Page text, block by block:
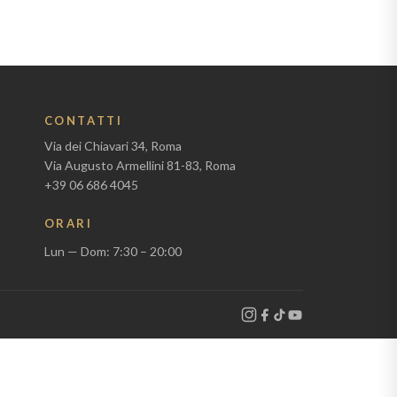
CONTATTI
Via dei Chiavari 34, Roma
Via Augusto Armellini 81-83, Roma
+39 06 686 4045
ORARI
Lun — Dom: 7:30 – 20:00